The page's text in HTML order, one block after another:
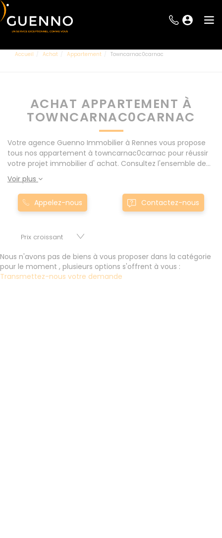
Accueil Achat Appartement Towncarnac0carnac
ACHAT APPARTEMENT À
TOWNCARNAC0CARNAC
Votre agence Guenno Immobilier à Rennes vous propose
tous nos appartement à towncarnac0carnac pour réussir
votre projet immobilier d' achat. Consultez l'ensemble de
nos offres à Rennes mais également aux alentours : Le
Rheu, Pacé, Montgermont... Nos appartement à
towncarnac0carnac sont proposés au meilleur prix du
marché pour permettre au plus grand nombre de réussir
appartements, maisons, immeubles, terrains et murs.
Voir plus
Appelez-nous Contactez-nous
Nous n'avons pas de biens à vous proposer dans la catégorie
pour le moment , plusieurs options s'offrent à vous :
Transmettez-nous votre demande